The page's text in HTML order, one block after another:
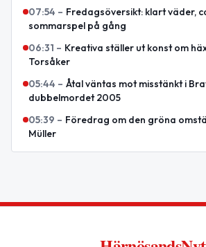
07:54 – Fredagsöversikt: klart väder,
sommarspel på gång
06:31 – Kreativa ställer ut konst om
Torsåker
05:44 – Åtal väntas mot misstänkt i
dubbelmordet 2005
05:39 – Föredrag om den gröna
Müller